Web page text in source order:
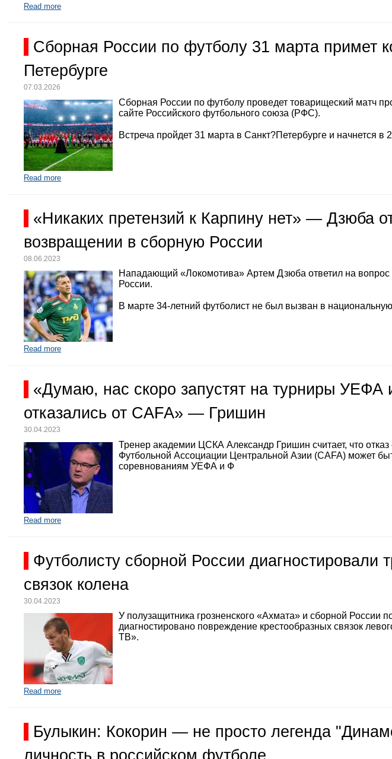
Read more
Сборная России по футболу 31 марта примет
Петербурге
07.03.2026
Сборная России по футболу проведет товарищеский матч
сайте Российского футбольного союза (РФС).
Встреча пройдет 31 марта в Санкт?Петербурге и начнется в
Read more
«Никаких претензий к Карпину нет» — Дзюба
возвращении в сборную России
08.06.2023
Нападающий «Локомотива» Артем Дзюба ответил на
России.
В марте 34-летний футболист не был вызван в
Read more
«Думаю, нас скоро запустят на турниры
отказались от CAFA» — Гришин
30.04.2023
Тренер академии ЦСКА Александр Гришин считает, что
Футбольной Ассоциации Центральной Азии (CAFA) может
соревнованиям УЕФА и Ф
Read more
Футболисту сборной России диагностировали
связок колена
30.04.2023
У полузащитника грозненского «Ахмата» и сборной России
диагностировано повреждение крестообразных связок
ТВ».
Read more
Булыкин: Кокорин — не просто легенда